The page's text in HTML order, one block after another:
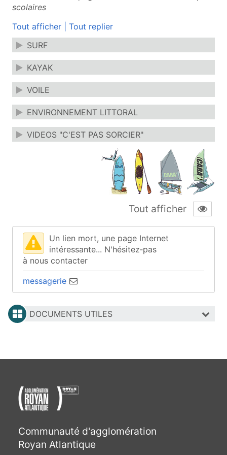
scolaires
Tout afficher
Tout replier
SURF
KAYAK
VOILE
ENVIRONNEMENT LITTORAL
VIDEOS "C'EST PAS SORCIER"
Tout afficher
Un lien mort, une page Internet
intéressante... N'hésitez‑pas
à nous contacter
messagerie
DOCUMENTS UTILES
Communauté d'agglomération
Royan Atlantique